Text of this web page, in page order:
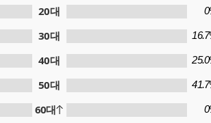
20대
30대
40대
50대
60대